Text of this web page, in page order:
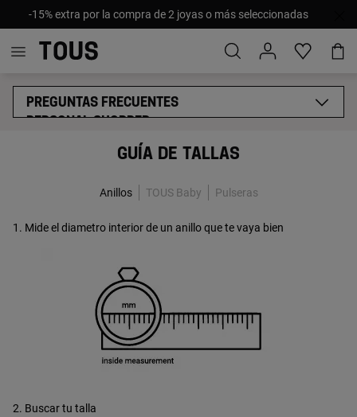
-15% extra por la compra de 2 joyas o más seleccionadas
PREGUNTAS FRECUENTES
PERSONAL SHOPPER
PEDIDO Y ENTREGA
GUÍA DE TALLAS
TIENDAS Y EMPRESAS
CONTÁCTANOS
GUÍA DE TALLAS
Anillos TOUS Baby Pulseras
1. Mide el diametro interior de un anillo que te vaya bien
2. Buscar tu talla